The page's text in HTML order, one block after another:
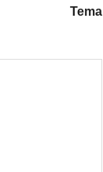
Tema